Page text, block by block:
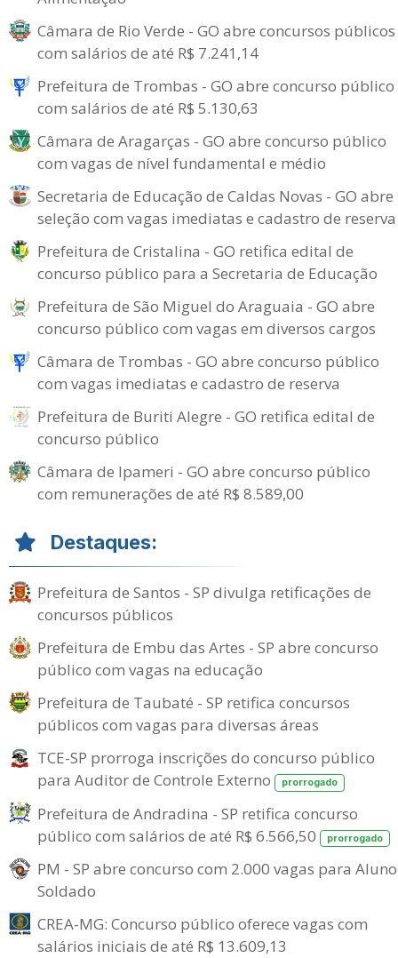
Câmara de Rio Verde - GO abre concursos públicos
com salários de até R$ 7.241,14
Prefeitura de Trombas - GO abre concurso público
com salários de até R$ 5.130,63
Câmara de Aragarças - GO abre concurso público
com vagas de nível fundamental e médio
Secretaria de Educação de Caldas Novas - GO abre
seleção com vagas imediatas e cadastro de reserva
Prefeitura de Cristalina - GO retifica edital de
concurso público para a Secretaria de Educação
Prefeitura de São Miguel do Araguaia - GO abre
concurso público com vagas em diversos cargos
Câmara de Trombas - GO abre concurso público
com vagas imediatas e cadastro de reserva
Prefeitura de Buriti Alegre - GO retifica edital de
concurso público
Câmara de Ipameri - GO abre concurso público
com remunerações de até R$ 8.589,00
Destaques:
Prefeitura de Santos - SP divulga retificações de
concursos públicos
Prefeitura de Embu das Artes - SP abre concurso
público com vagas na educação
Prefeitura de Taubaté - SP retifica concursos
públicos com vagas para diversas áreas
TCE-SP prorroga inscrições do concurso público
para Auditor de Controle Externo
prorrogado
Prefeitura de Andradina - SP retifica concurso
público com salários de até R$ 6.566,50
prorrogado
PM - SP abre concurso com 2.000 vagas para
Soldado
CREA-MG: Concurso público oferece vagas com
salários iniciais de até R$ 13.609,13